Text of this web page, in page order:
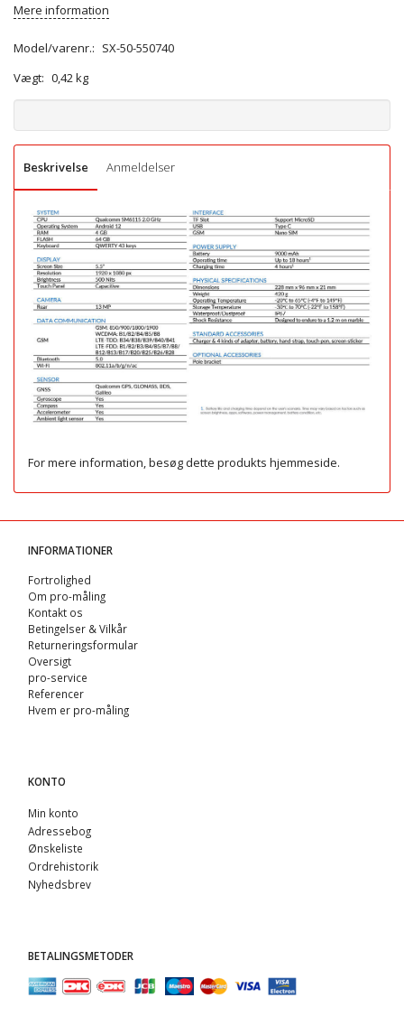
Mere information
Model/varenr.: SX-50-550740
Vægt: 0,42 kg
Beskrivelse Anmeldelser
For mere information, besøg dette produkts hjemmeside.
INFORMATIONER
Fortrolighed
Om pro-måling
Kontakt os
Betingelser & Vilkår
Returneringsformular
Oversigt
pro-service
Referencer
Hvem er pro-måling
KONTO
Min konto
Adressebog
Ønskeliste
Ordrehistorik
Nyhedsbrev
BETALINGSMETODER